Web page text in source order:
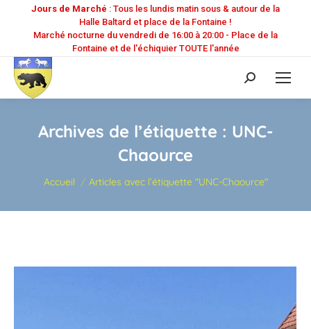
Jours de Marché : Tous les lundis matin sous & autour de la
Halle Baltard et place de la Fontaine !
Marché nocturne du vendredi de 16:00 à 20:00 - Place de la
Fontaine et de l'échiquier TOUTE l'année
Recherche
:
Archives de l’étiquette : UNC-
Chaource
Vous êtes ici :
Accueil Articles avec l’étiquette "UNC-Chaource"